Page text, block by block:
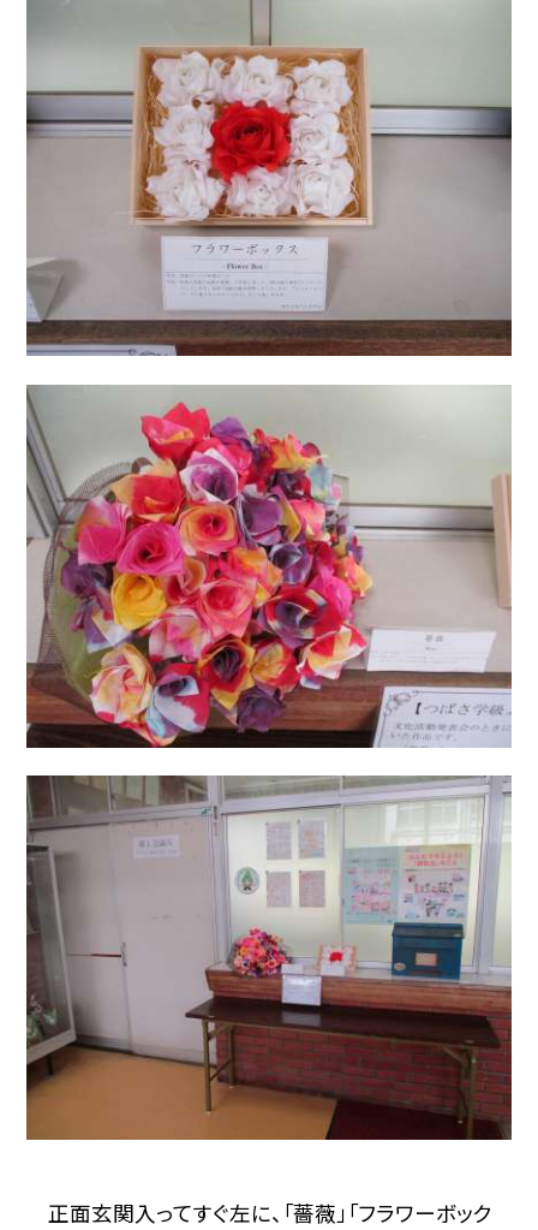
正面玄関入ってすぐ左に、「薔薇」「フラワーボック